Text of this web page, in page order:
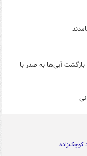
بازگشت آبی‌ها به صدر با
کوچک‌زاده